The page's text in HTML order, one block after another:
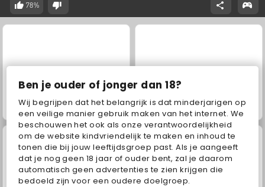
Ben je ouder of jonger dan 18?
Wij begrijpen dat het belangrijk is dat minderjarigen op
een veilige manier gebruik maken van het internet. We
beschouwen het ook als onze verantwoordelijkheid
om de website kindvriendelijk te maken en inhoud te
tonen die bij jouw leeftijdsgroep past. Als je aangeeft
dat je nog geen 18 jaar of ouder bent, zal je daarom
automatisch geen advertenties te zien krijgen die
bedoeld zijn voor een oudere doelgroep.
78%
Fashion Princess - Dress Up for Girls Masha and the Bear: Meadows